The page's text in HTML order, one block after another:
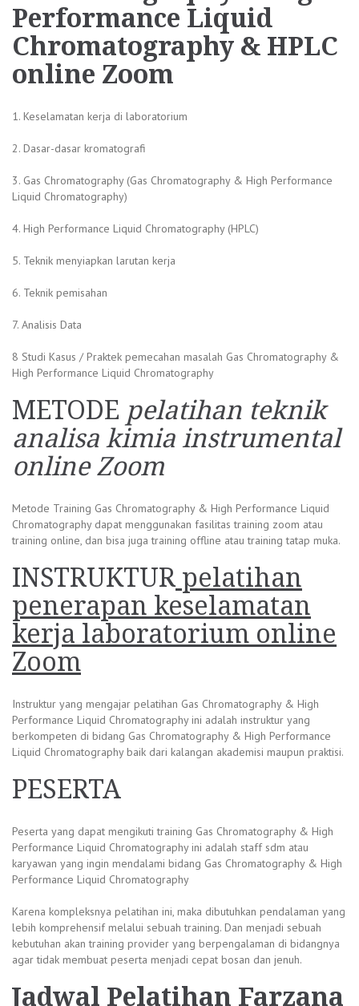
Performance Liquid
Chromatography & HPLC
online Zoom
1. Keselamatan kerja di laboratorium
2. Dasar-dasar kromatografi
3. Gas Chromatography (Gas Chromatography & High Performance
Liquid Chromatography)
4. High Performance Liquid Chromatography (HPLC)
5. Teknik menyiapkan larutan kerja
6. Teknik pemisahan
7. Analisis Data
8 Studi Kasus / Praktek pemecahan masalah Gas Chromatography &
High Performance Liquid Chromatography
METODE pelatihan teknik
analisa kimia instrumental
online Zoom
Metode Training Gas Chromatography & High Performance Liquid
Chromatography dapat menggunakan fasilitas training zoom atau
training online, dan bisa juga training offline atau training tatap muka.
INSTRUKTUR pelatihan
penerapan keselamatan
kerja laboratorium online
Zoom
Instruktur yang mengajar pelatihan Gas Chromatography & High
Performance Liquid Chromatography ini adalah instruktur yang
berkompeten di bidang Gas Chromatography & High Performance
Liquid Chromatography baik dari kalangan akademisi maupun praktisi.
PESERTA
Peserta yang dapat mengikuti training Gas Chromatography & High
Performance Liquid Chromatography ini adalah staff sdm atau
karyawan yang ingin mendalami bidang Gas Chromatography & High
Performance Liquid Chromatography
Karena kompleksnya pelatihan ini, maka dibutuhkan pendalaman yang
lebih komprehensif melalui sebuah training. Dan menjadi sebuah
kebutuhan akan training provider yang berpengalaman di bidangnya
agar tidak membuat peserta menjadi cepat bosan dan jenuh.
Jadwal Pelatihan Farzana